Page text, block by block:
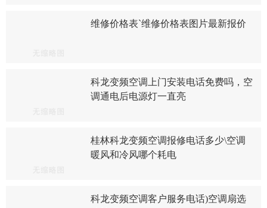
维修价格表`维修价格表图片最新报价
科龙变频空调上门安装电话免费吗，空
调通电后电源灯一直亮
桂林科龙变频空调报修电话多少\空调
暖风和冷风哪个耗电
科龙变频空调客户服务电话)空调扇选